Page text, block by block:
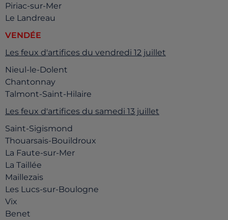
Piriac-sur-Mer
Le Landreau
VENDÉE
Les feux d'artifices du vendredi 12 juillet
Nieul-le-Dolent
Chantonnay
Talmont-Saint-Hilaire
Les feux d'artifices du samedi 13 juillet
Saint-Sigismond
Thouarsais-Bouildroux
La Faute-sur-Mer
La Taillée
Maillezais
Les Lucs-sur-Boulogne
Vix
Benet